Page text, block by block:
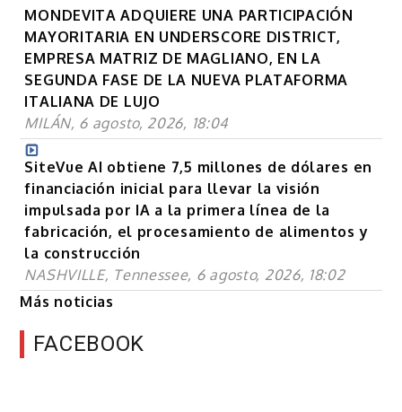
MONDEVITA ADQUIERE UNA PARTICIPACIÓN
MAYORITARIA EN UNDERSCORE DISTRICT,
EMPRESA MATRIZ DE MAGLIANO, EN LA
SEGUNDA FASE DE LA NUEVA PLATAFORMA
ITALIANA DE LUJO
MILÁN, 6 agosto, 2026, 18:04
SiteVue AI obtiene 7,5 millones de dólares en
financiación inicial para llevar la visión
impulsada por IA a la primera línea de la
fabricación, el procesamiento de alimentos y
la construcción
NASHVILLE, Tennessee, 6 agosto, 2026, 18:02
Más noticias
FACEBOOK